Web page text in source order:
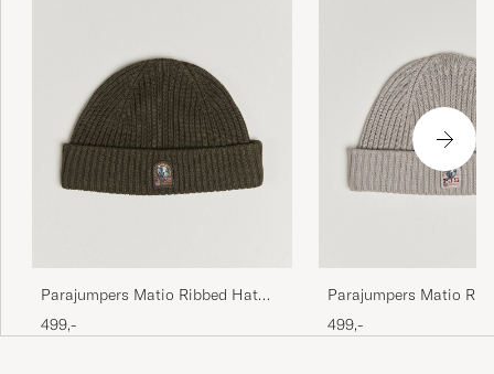
Parajumpers Matio Ribbed Hat
Taggia Olive
499,-
Parajumpers Matio
Mid Grey
499,-